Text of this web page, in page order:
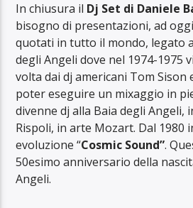
In chiusura il Dj Set di Daniele
bisogno di presentazioni, ad
quotati in tutto il mondo, legato
degli Angeli dove nel 1974-1975
volta dai dj americani Tom Sison
poter eseguire un mixaggio in
divenne dj alla Baia degli Angeli,
Rispoli, in arte Mozart. Dal 1980
evoluzione “Cosmic Sound”.
50esimo anniversario della
Angeli.